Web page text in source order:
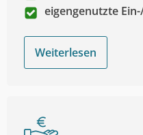
eigengenutzte
Weiterlesen